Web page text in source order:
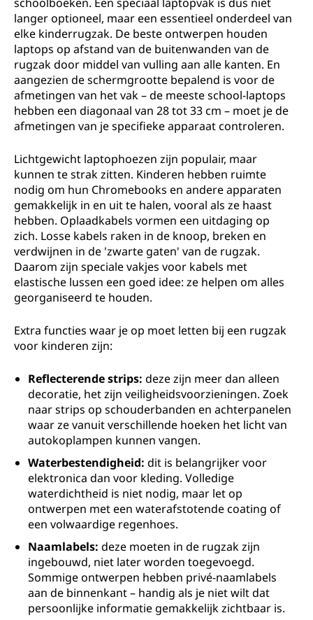
langer optioneel, maar een essentieel onderdeel van
elke kinderrugzak. De beste ontwerpen houden
laptops op afstand van de buitenwanden van de
rugzak door middel van vulling aan alle kanten. En
aangezien de schermgrootte bepalend is voor de
afmetingen van het vak – de meeste school-laptops
hebben een diagonaal van 28 tot 33 cm – moet je de
afmetingen van je specifieke apparaat controleren.
Lichtgewicht laptophoezen zijn populair, maar
kunnen te strak zitten. Kinderen hebben ruimte
nodig om hun Chromebooks en andere apparaten
gemakkelijk in en uit te halen, vooral als ze haast
hebben. Oplaadkabels vormen een uitdaging op
zich. Losse kabels raken in de knoop, breken en
verdwijnen in de 'zwarte gaten' van de rugzak.
Daarom zijn speciale vakjes voor kabels met
elastische lussen een goed idee: ze helpen om alles
georganiseerd te houden.
Extra functies waar je op moet letten bij een rugzak
voor kinderen zijn:
Reflecterende strips: deze zijn meer dan alleen
decoratie, het zijn veiligheidsvoorzieningen. Zoek
naar strips op schouderbanden en achterpanelen
waar ze vanuit verschillende hoeken het licht van
autokoplampen kunnen vangen.
Waterbestendigheid: dit is belangrijker voor
elektronica dan voor kleding. Volledige
waterdichtheid is niet nodig, maar let op
ontwerpen met een waterafstotende coating of
een volwaardige regenhoes.
Naamlabels: deze moeten in de rugzak zijn
ingebouwd, niet later worden toegevoegd.
Sommige ontwerpen hebben privé-naamlabels
aan de binnenkant – handig als je niet wilt dat
persoonlijke informatie gemakkelijk zichtbaar is.